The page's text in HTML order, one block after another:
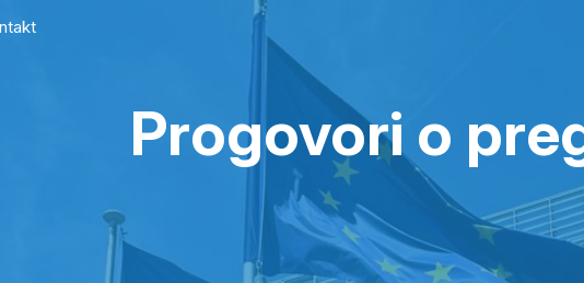
Progovori o